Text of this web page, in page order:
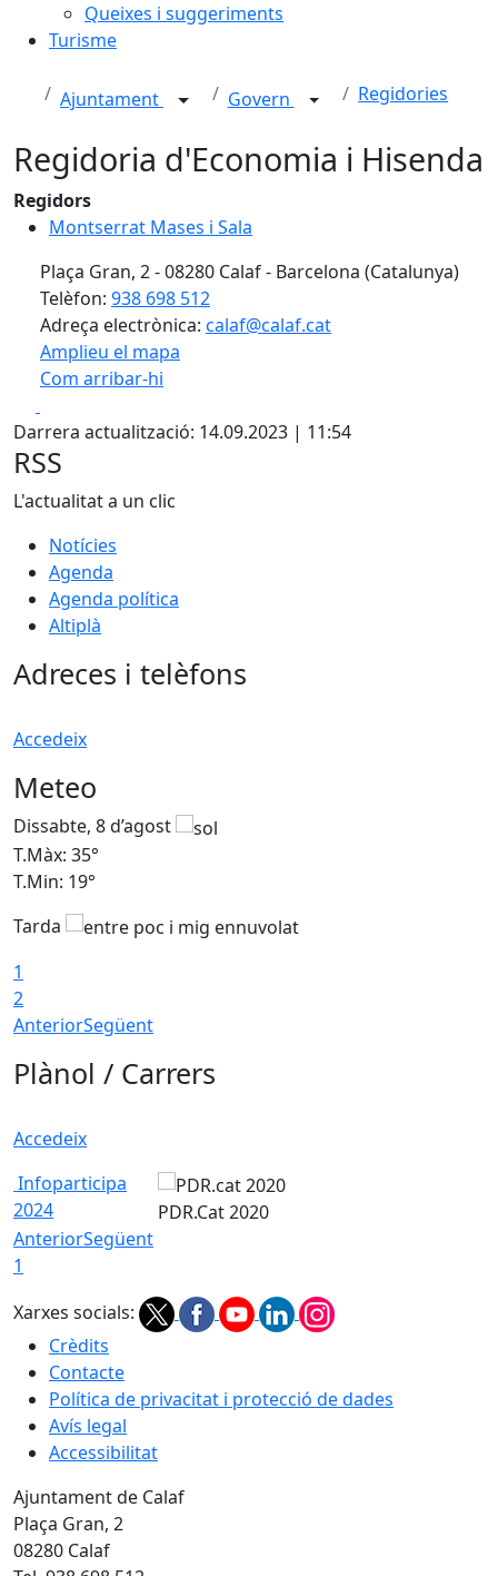
Queixes i suggeriments
Turisme
Ajuntament Govern Regidories
Regidoria d'Economia i Hisenda
Regidors
Montserrat Mases i Sala
Plaça Gran, 2 - 08280 Calaf - Barcelona (Catalunya)
Telèfon: 938 698 512
Adreça electrònica: calaf@calaf.cat
Amplieu el mapa
Com arribar-hi
+
−
Darrera actualització: 14.09.2023 | 11:54
RSS
L'actualitat a un clic
Notícies
Agenda
Agenda política
Altiplà
Adreces i telèfons
Accedeix
Meteo
Dissabte, 8 d’agost
T.Màx: 35°
T.Min: 19°
Tarda
1
2
AnteriorSegüent
Plànol / Carrers
Accedeix
Infoparticipa
2024
PDR.Cat 2020
AnteriorSegüent
1
Xarxes socials:
Crèdits
Contacte
Política de privacitat i protecció de dades
Avís legal
Accessibilitat
Ajuntament de Calaf
Plaça Gran, 2
08280 Calaf